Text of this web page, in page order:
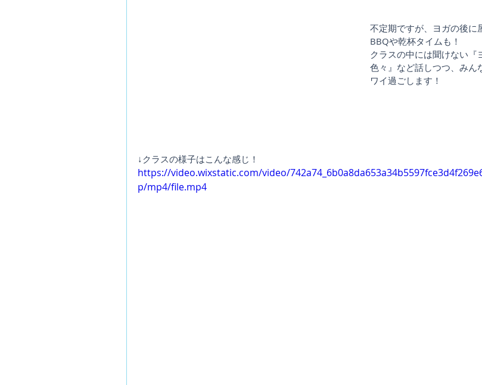
不定期ですが、ヨガの後に
BBQや乾杯タイムも！
クラスの中には聞けない『
色々』など話しつつ、みん
ワイ過ごします！
↓クラスの様子はこんな感じ！
https://video.wixstatic.com/video/
p/mp4/file.mp4